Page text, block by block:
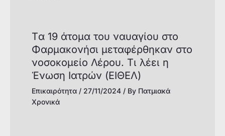
Tα 19 άτομα του ναυαγίου στο
Φαρμακονήσι μεταφέρθηκαν στο
νοσοκομείο Λέρου. Τι λέει η
Ένωση Ιατρών (ΕΙΘΕΛ)
Επικαιρότητα/ 27/11/2024 / By Πατμιακά
Χρονικά